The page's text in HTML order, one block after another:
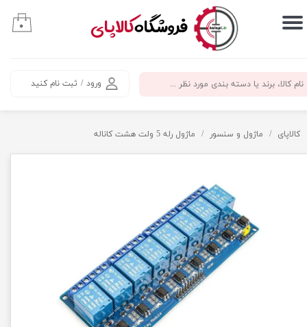
​فروشگاهکالاپای
ورود / ثبت نام کنید
حساب کاربری من
سفارشات
۰
کالاپای ماژول و سنسور ماژول رله 5 ولت هشت کاناله